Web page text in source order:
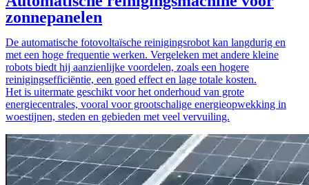
zonnepanelen
De automatische fotovoltaïsche reinigingsrobot kan langdurig en
met een hoge frequentie werken. Vergeleken met andere kleine
robots biedt hij aanzienlijke voordelen, zoals een hogere
reinigingsefficiëntie, een goed effect en lage totale kosten.
Het is uitermate geschikt voor het onderhoud van grote
energiecentrales, vooral voor grootschalige energieopwekking in
woestijnen, steden en gebieden met veel vervuiling.